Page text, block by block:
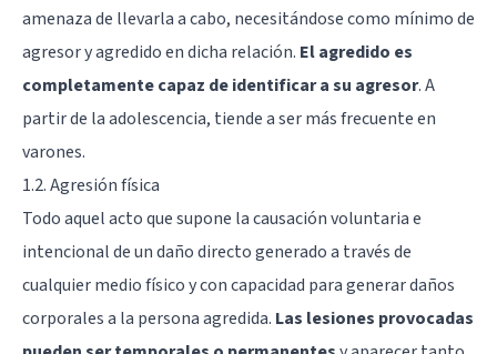
amenaza de llevarla a cabo, necesitándose como mínimo de
agresor y agredido en dicha relación. El agredido es
completamente capaz de identificar a su agresor. A
partir de la adolescencia, tiende a ser más frecuente en
varones.
1.2. Agresión física
Todo aquel acto que supone la causación voluntaria e
intencional de un daño directo generado a través de
cualquier medio físico y con capacidad para generar daños
corporales a la persona agredida. Las lesiones provocadas